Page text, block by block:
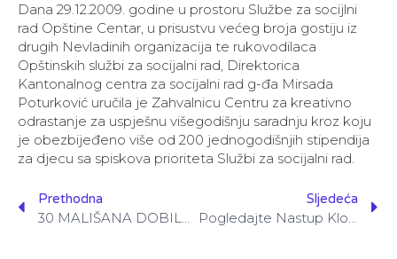
Dana 29.12.2009. godine u prostoru Službe za socijlni
rad Opštine Centar, u prisustvu većeg broja gostiju iz
drugih Nevladinih organizacija te rukovodilaca
Opštinskih službi za socijalni rad, Direktorica
Kantonalnog centra za socijalni rad g-đa Mirsada
Poturković uručila je Zahvalnicu Centru za kreativno
odrastanje za uspješnu višegodišnju saradnju kroz koju
je obezbijeđeno više od 200 jednogodišnjih stipendija
za djecu sa spiskova prioriteta Službi za socijalni rad.
Prethodna
30 MALIŠANA DOBILO ULAZNICE ZA DJEČIJI PROGRAM SFF…
Sljedeća
Pogledajte Nastup Klovna Na Drugom Festivalu Dječijeg Osmijeha